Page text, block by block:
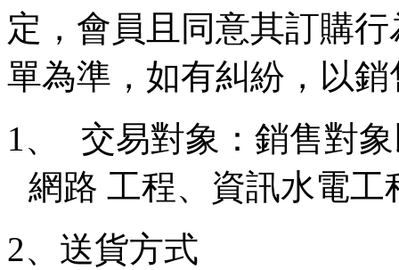
定，會員且同意其訂購
單為準，如有糾紛，以
1、
交易對象：銷售對
網路 工程、資訊水電工
2、送貨方式